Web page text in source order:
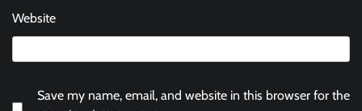
Website
Save my name, email, and website in this browser for the